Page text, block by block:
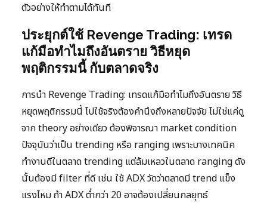
ตัวอย่างให้ทำตามได้ทันที
ประยุกต์ใช้ Revenge Trading: เทรด
แก้มือทำไมถึงอันตราย วิธีหยุด
พฤติกรรมนี้ กับตลาดจริง
การนำ Revenge Trading: เทรดแก้มือทำไมถึงอันตราย วิธี
หยุดพฤติกรรมนี้ ไปใช้จริงต้องคำนึงถึงหลายปัจจัย ไม่ใช่แค่ดู
จาก theory อย่างเดียว ต้องพิจารณา market condition
ปัจจุบันว่าเป็น trending หรือ ranging เพราะบางเทคนิค
ทำงานดีในตลาด trending แต่ล้มเหลวในตลาด ranging ดัง
นั้นต้องมี filter ที่ดี เช่น ใช้ ADX วัดว่าตลาดมี trend แข็ง
แรงไหม ถ้า ADX ต่ำกว่า 20 อาจต้องเปลี่ยนกลยุทธ์